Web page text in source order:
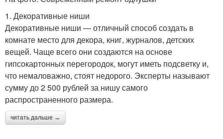
1. Декоративные ниши
Декоративные ниши — отличный способ создать в
комнате место для декора, книг, журналов, детских
вещей. Чаще всего они создаются на основе
гипсокартонных перегородок, могут иметь подсветку и,
что немаловажно, стоят недорого. Эксперты называют
сумму до 2 500 рублей за нишу самого
распространенного размера.
читать дальше →